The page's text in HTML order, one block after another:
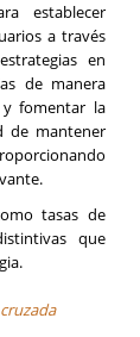
establecer
a través
en
de manera
y fomentar la
de mantener
tasas de
que